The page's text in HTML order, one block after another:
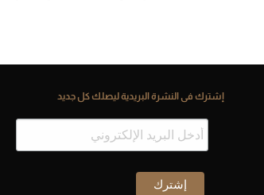
إشترك فى النشرة البريدية ليصلك كل جديد